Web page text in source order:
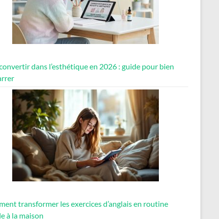
dans l’esthétique en 2026 : guide pour bien
transformer les exercices d’anglais en routine
à la maison